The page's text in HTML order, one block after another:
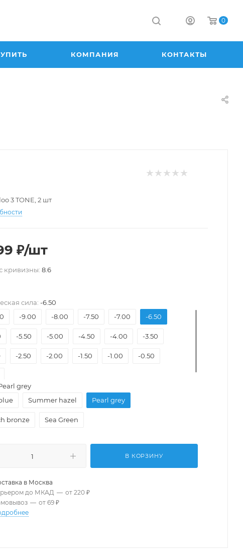
0
КОМПАНИЯ КОНТАКТЫ
3 TONE, 2 шт
₽/шт
кривизны: 8.6
сила: -6.50
-9.00 -8.00 -7.50 -7.00 -6.50
-5.50 -5.00 -4.50 -4.00 -3.50
-2.50 -2.00 -1.50 -1.00 -0.50
grey
Summer hazel Pearl grey
bronze Sea Green
В КОРЗИНУ
в Москва
до МКАД — от 220 ₽
— от 69 ₽